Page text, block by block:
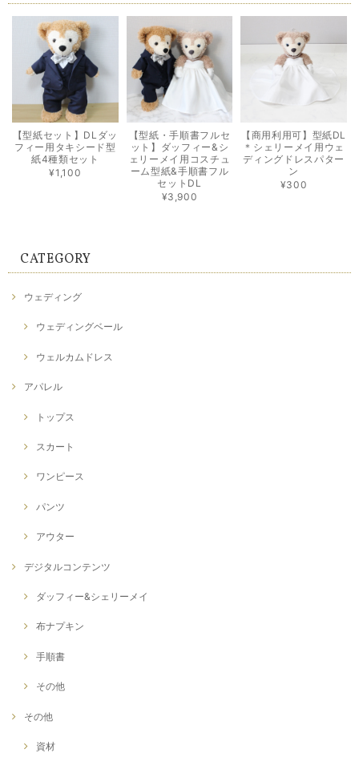
【型紙セット】DLダッ
フィー用タキシード型
紙4種類セット
¥1,100
【型紙・手順書フルセ
ット】ダッフィー&シ
ェリーメイ用コスチュ
ーム型紙&手順書フル
セットDL
¥3,900
【商用利用可】型紙DL
＊シェリーメイ用ウェ
ディングドレスパター
ン
¥300
CATEGORY
ウェディング
ウェディングベール
ウェルカムドレス
アパレル
トップス
スカート
ワンピース
パンツ
アウター
デジタルコンテンツ
ダッフィー&シェリーメイ
布ナプキン
手順書
その他
その他
資材